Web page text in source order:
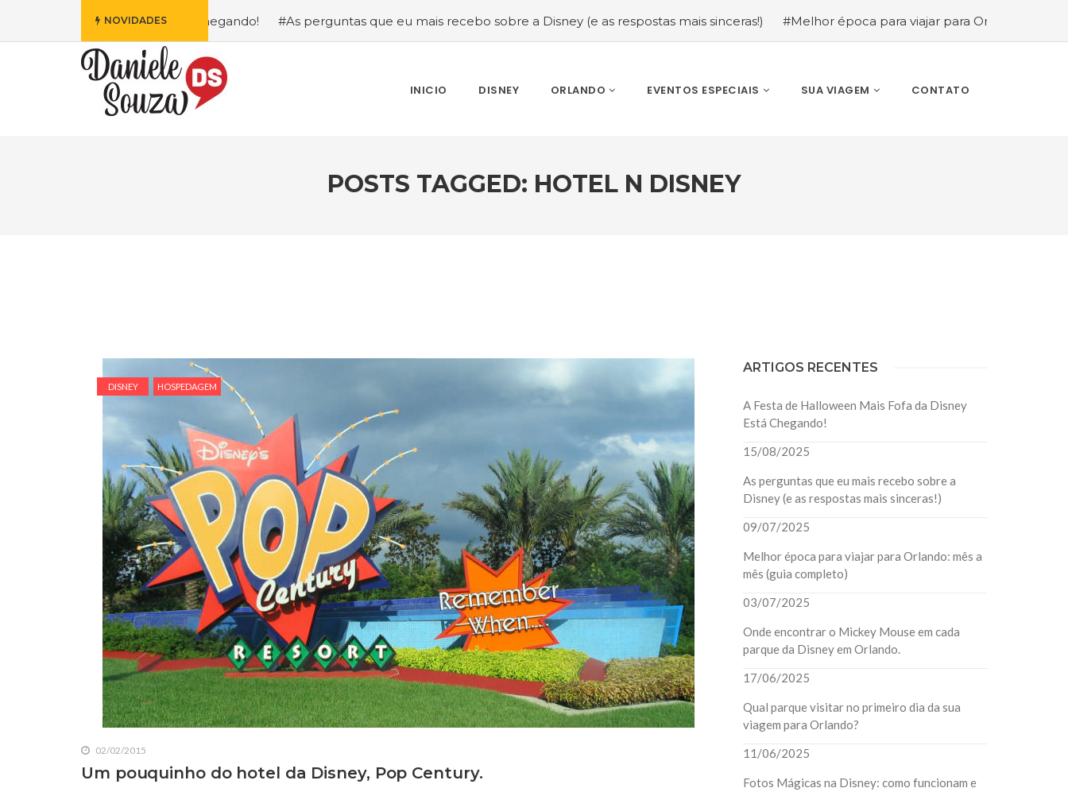
NOVIDADES
Fofa da Disney Está Chegando! #As perguntas que eu mais recebo sobre a Disney (e as respostas mais sinceras!) #Melhor época para viajar para Orlando: mês a mês
INICIO DISNEY ORLANDO EVENTOS ESPECIAIS SUA VIAGEM CONTATO
POSTS TAGGED: HOTEL N DISNEY
DISNEY HOSPEDAGEM
02/02/2015
Um pouquinho do hotel da Disney, Pop Century.
ARTIGOS RECENTES
A Festa de Halloween Mais Fofa da Disney
Está Chegando!
15/08/2025
As perguntas que eu mais recebo sobre a
Disney (e as respostas mais sinceras!)
09/07/2025
Melhor época para viajar para Orlando: mês a
mês (guia completo)
03/07/2025
Onde encontrar o Mickey Mouse em cada
parque da Disney em Orlando.
17/06/2025
Qual parque visitar no primeiro dia da sua
viagem para Orlando?
11/06/2025
Fotos Mágicas na Disney: como funcionam e